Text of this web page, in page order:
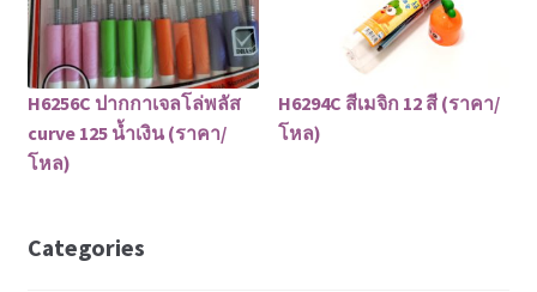
H6256C ปากกาเจลโล่พลัส
curve 125 น้ำเงิน (ราคา/
โหล)
H6294C สีเมจิก 12 สี (ราคา/
โหล)
Categories